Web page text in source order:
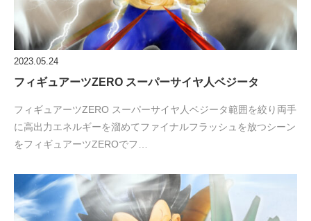
2023.05.24
フィギュアーツZERO スーパーサイヤ人ベジータ
フィギュアーツZERO スーパーサイヤ人ベジータ範囲を絞り両手
に高出力エネルギーを溜めてファイナルフラッシュを放つシーン
をフィギュアーツZEROでフ…